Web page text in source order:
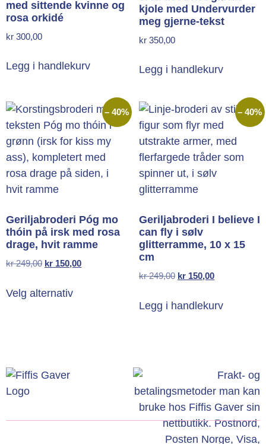
med sittende kvinne og
rosa orkidé
kr 300,00
Legg i handlekurv
kjole med Undervurder
meg gjerne-tekst
kr 350,00
Legg i handlekurv
– 40%
Geriljabroderi Póg mo
thóin på irsk med rosa
drage, hvit ramme
kr249,00 kr 150,00
Velg alternativ
– 40%
Geriljabroderi I believe I
can fly i sølv
glitterramme, 10 x 15
cm
kr249,00 kr 150,00
Legg i handlekurv